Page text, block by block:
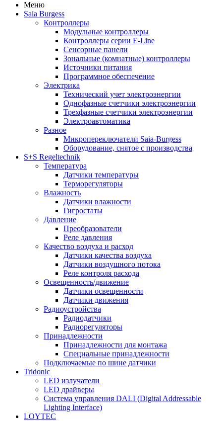
Меню
Saia Burgess
Контроллеры
Модульные контроллеры
Контроллеры серии E-Line
Сенсорные панели
Зональные (комнатные) контроллеры
Источники питания
Программное обеспечение
Электрика
Технический учет электроэнергии
Однофазные счетчики электроэнергии
Трехфазные счетчики электроэнергии
Электроавтоматика
Разное
Микропереключатели Saia-Burgess
Оборудование, снятое с производства
S+S Regeltechnik
Температура
Датчики температуры
Терморегуляторы
Влажность
Датчики влажности
Гигростаты
Давление
Преобразователи
Реле давления
Качество воздуха и расход
Датчики качества воздуха
Датчики воздушного потока
Реле контроля расхода
Освещенность/движение
Датчики освещенности
Датчики движения
Радиоустройства
Радиодатчики
Радиорегуляторы
Принадлежности
Принадлежности для монтажа
Специальные принадлежности
Подключаемые по шине датчики
Tridonic
LED излучатели
LED драйверы
Система управления DALI (Digital Addressable
Lighting Interface)
LOYTEC